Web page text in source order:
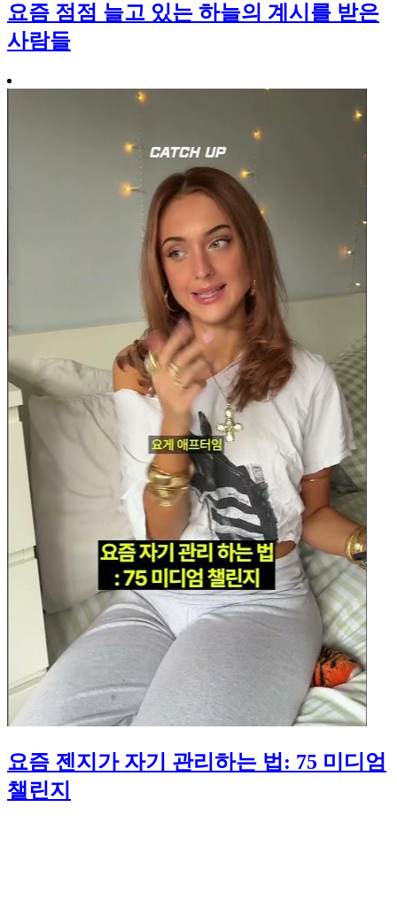
요즘 점점 늘고 있는 하늘의 계시를 받은
사람들
요즘 젠지가 자기 관리하는 법: 75 미디엄
챌린지